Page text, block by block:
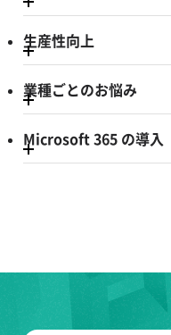
生産性向上
業種ごとのお悩み
Microsoft 365 の導入